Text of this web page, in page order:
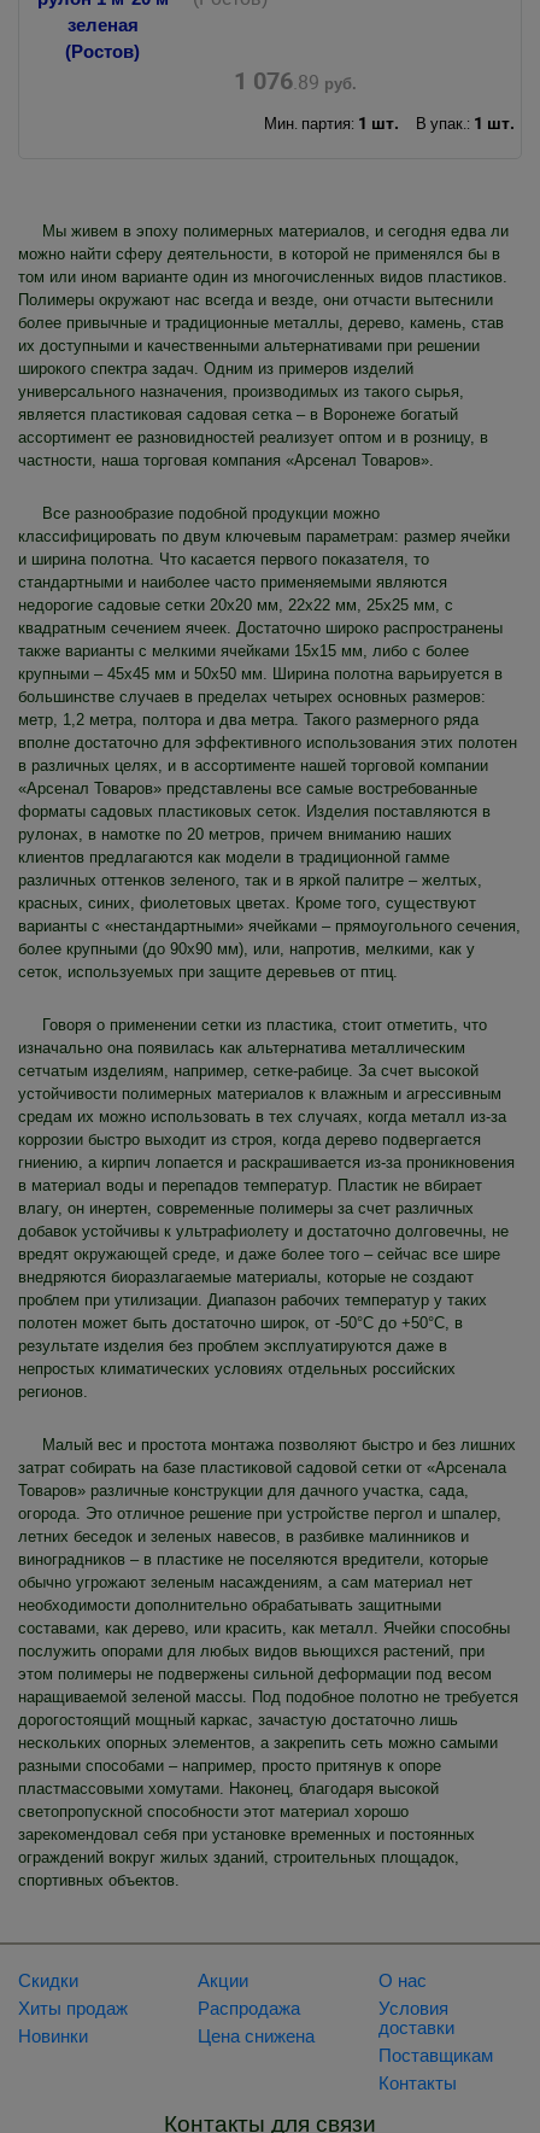
1 076.89 руб.
Мин. партия: 1 шт. В упак.: 1 шт.
Мы живем в эпоху полимерных материалов, и сегодня едва ли
можно найти сферу деятельности, в которой не применялся бы в
том или ином варианте один из многочисленных видов пластиков.
Полимеры окружают нас всегда и везде, они отчасти вытеснили
более привычные и традиционные металлы, дерево, камень, став
их доступными и качественными альтернативами при решении
широкого спектра задач. Одним из примеров изделий
универсального назначения, производимых из такого сырья,
является пластиковая садовая сетка – в Воронеже богатый
ассортимент ее разновидностей реализует оптом и в розницу, в
частности, наша торговая компания «Арсенал Товаров».
Все разнообразие подобной продукции можно
классифицировать по двум ключевым параметрам: размер ячейки
и ширина полотна. Что касается первого показателя, то
стандартными и наиболее часто применяемыми являются
недорогие садовые сетки 20x20 мм, 22x22 мм, 25x25 мм, с
квадратным сечением ячеек. Достаточно широко распространены
также варианты с мелкими ячейками 15x15 мм, либо с более
крупными – 45x45 мм и 50x50 мм. Ширина полотна варьируется в
большинстве случаев в пределах четырех основных размеров:
метр, 1,2 метра, полтора и два метра. Такого размерного ряда
вполне достаточно для эффективного использования этих полотен
в различных целях, и в ассортименте нашей торговой компании
«Арсенал Товаров» представлены все самые востребованные
форматы садовых пластиковых сеток. Изделия поставляются в
рулонах, в намотке по 20 метров, причем вниманию наших
клиентов предлагаются как модели в традиционной гамме
различных оттенков зеленого, так и в яркой палитре – желтых,
красных, синих, фиолетовых цветах. Кроме того, существуют
варианты с «нестандартными» ячейками – прямоугольного сечения,
более крупными (до 90x90 мм), или, напротив, мелкими, как у
сеток, используемых при защите деревьев от птиц.
Говоря о применении сетки из пластика, стоит отметить, что
изначально она появилась как альтернатива металлическим
сетчатым изделиям, например, сетке-рабице. За счет высокой
устойчивости полимерных материалов к влажным и агрессивным
средам их можно использовать в тех случаях, когда металл из-за
коррозии быстро выходит из строя, когда дерево подвергается
гниению, а кирпич лопается и раскрашивается из-за проникновения
в материал воды и перепадов температур. Пластик не вбирает
влагу, он инертен, современные полимеры за счет различных
добавок устойчивы к ультрафиолету и достаточно долговечны, не
вредят окружающей среде, и даже более того – сейчас все шире
внедряются биоразлагаемые материалы, которые не создают
проблем при утилизации. Диапазон рабочих температур у таких
полотен может быть достаточно широк, от -50°C до +50°C, в
результате изделия без проблем эксплуатируются даже в
непростых климатических условиях отдельных российских
регионов.
Малый вес и простота монтажа позволяют быстро и без лишних
затрат собирать на базе пластиковой садовой сетки от «Арсенала
Товаров» различные конструкции для дачного участка, сада,
огорода. Это отличное решение при устройстве пергол и шпалер,
летних беседок и зеленых навесов, в разбивке малинников и
виноградников – в пластике не поселяются вредители, которые
обычно угрожают зеленым насаждениям, а сам материал нет
необходимости дополнительно обрабатывать защитными
составами, как дерево, или красить, как металл. Ячейки способны
послужить опорами для любых видов вьющихся растений, при
этом полимеры не подвержены сильной деформации под весом
наращиваемой зеленой массы. Под подобное полотно не требуется
дорогостоящий мощный каркас, зачастую достаточно лишь
нескольких опорных элементов, а закрепить сеть можно самыми
разными способами – например, просто притянув к опоре
пластмассовыми хомутами. Наконец, благодаря высокой
светопропускной способности этот материал хорошо
зарекомендовал себя при установке временных и постоянных
ограждений вокруг жилых зданий, строительных площадок,
спортивных объектов.
Скидки
Хиты продаж
Новинки
Акции
Распродажа
Цена снижена
О нас
Условия
доставки
Поставщикам
Контакты
Контакты для связи